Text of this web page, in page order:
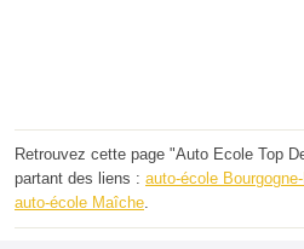
Retrouvez cette page "Auto Ecole Top
partant des liens : auto-école
auto-école Maîche.